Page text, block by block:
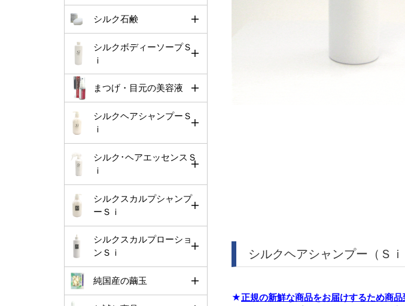
シルク石鹸
シルクボディーソープＳ
ｉ
まつげ・目元の美容液
シルクヘアシャンプーＳ
ｉ
シルク･ヘアエッセンスＳ
ｉ
シルクスカルプシャンプ
ーＳｉ
シルクスカルプローショ
ンＳｉ
純国産の繭玉
シルクヘアシャンプー（Ｓ
★正規の新鮮な商品をお届けするため商